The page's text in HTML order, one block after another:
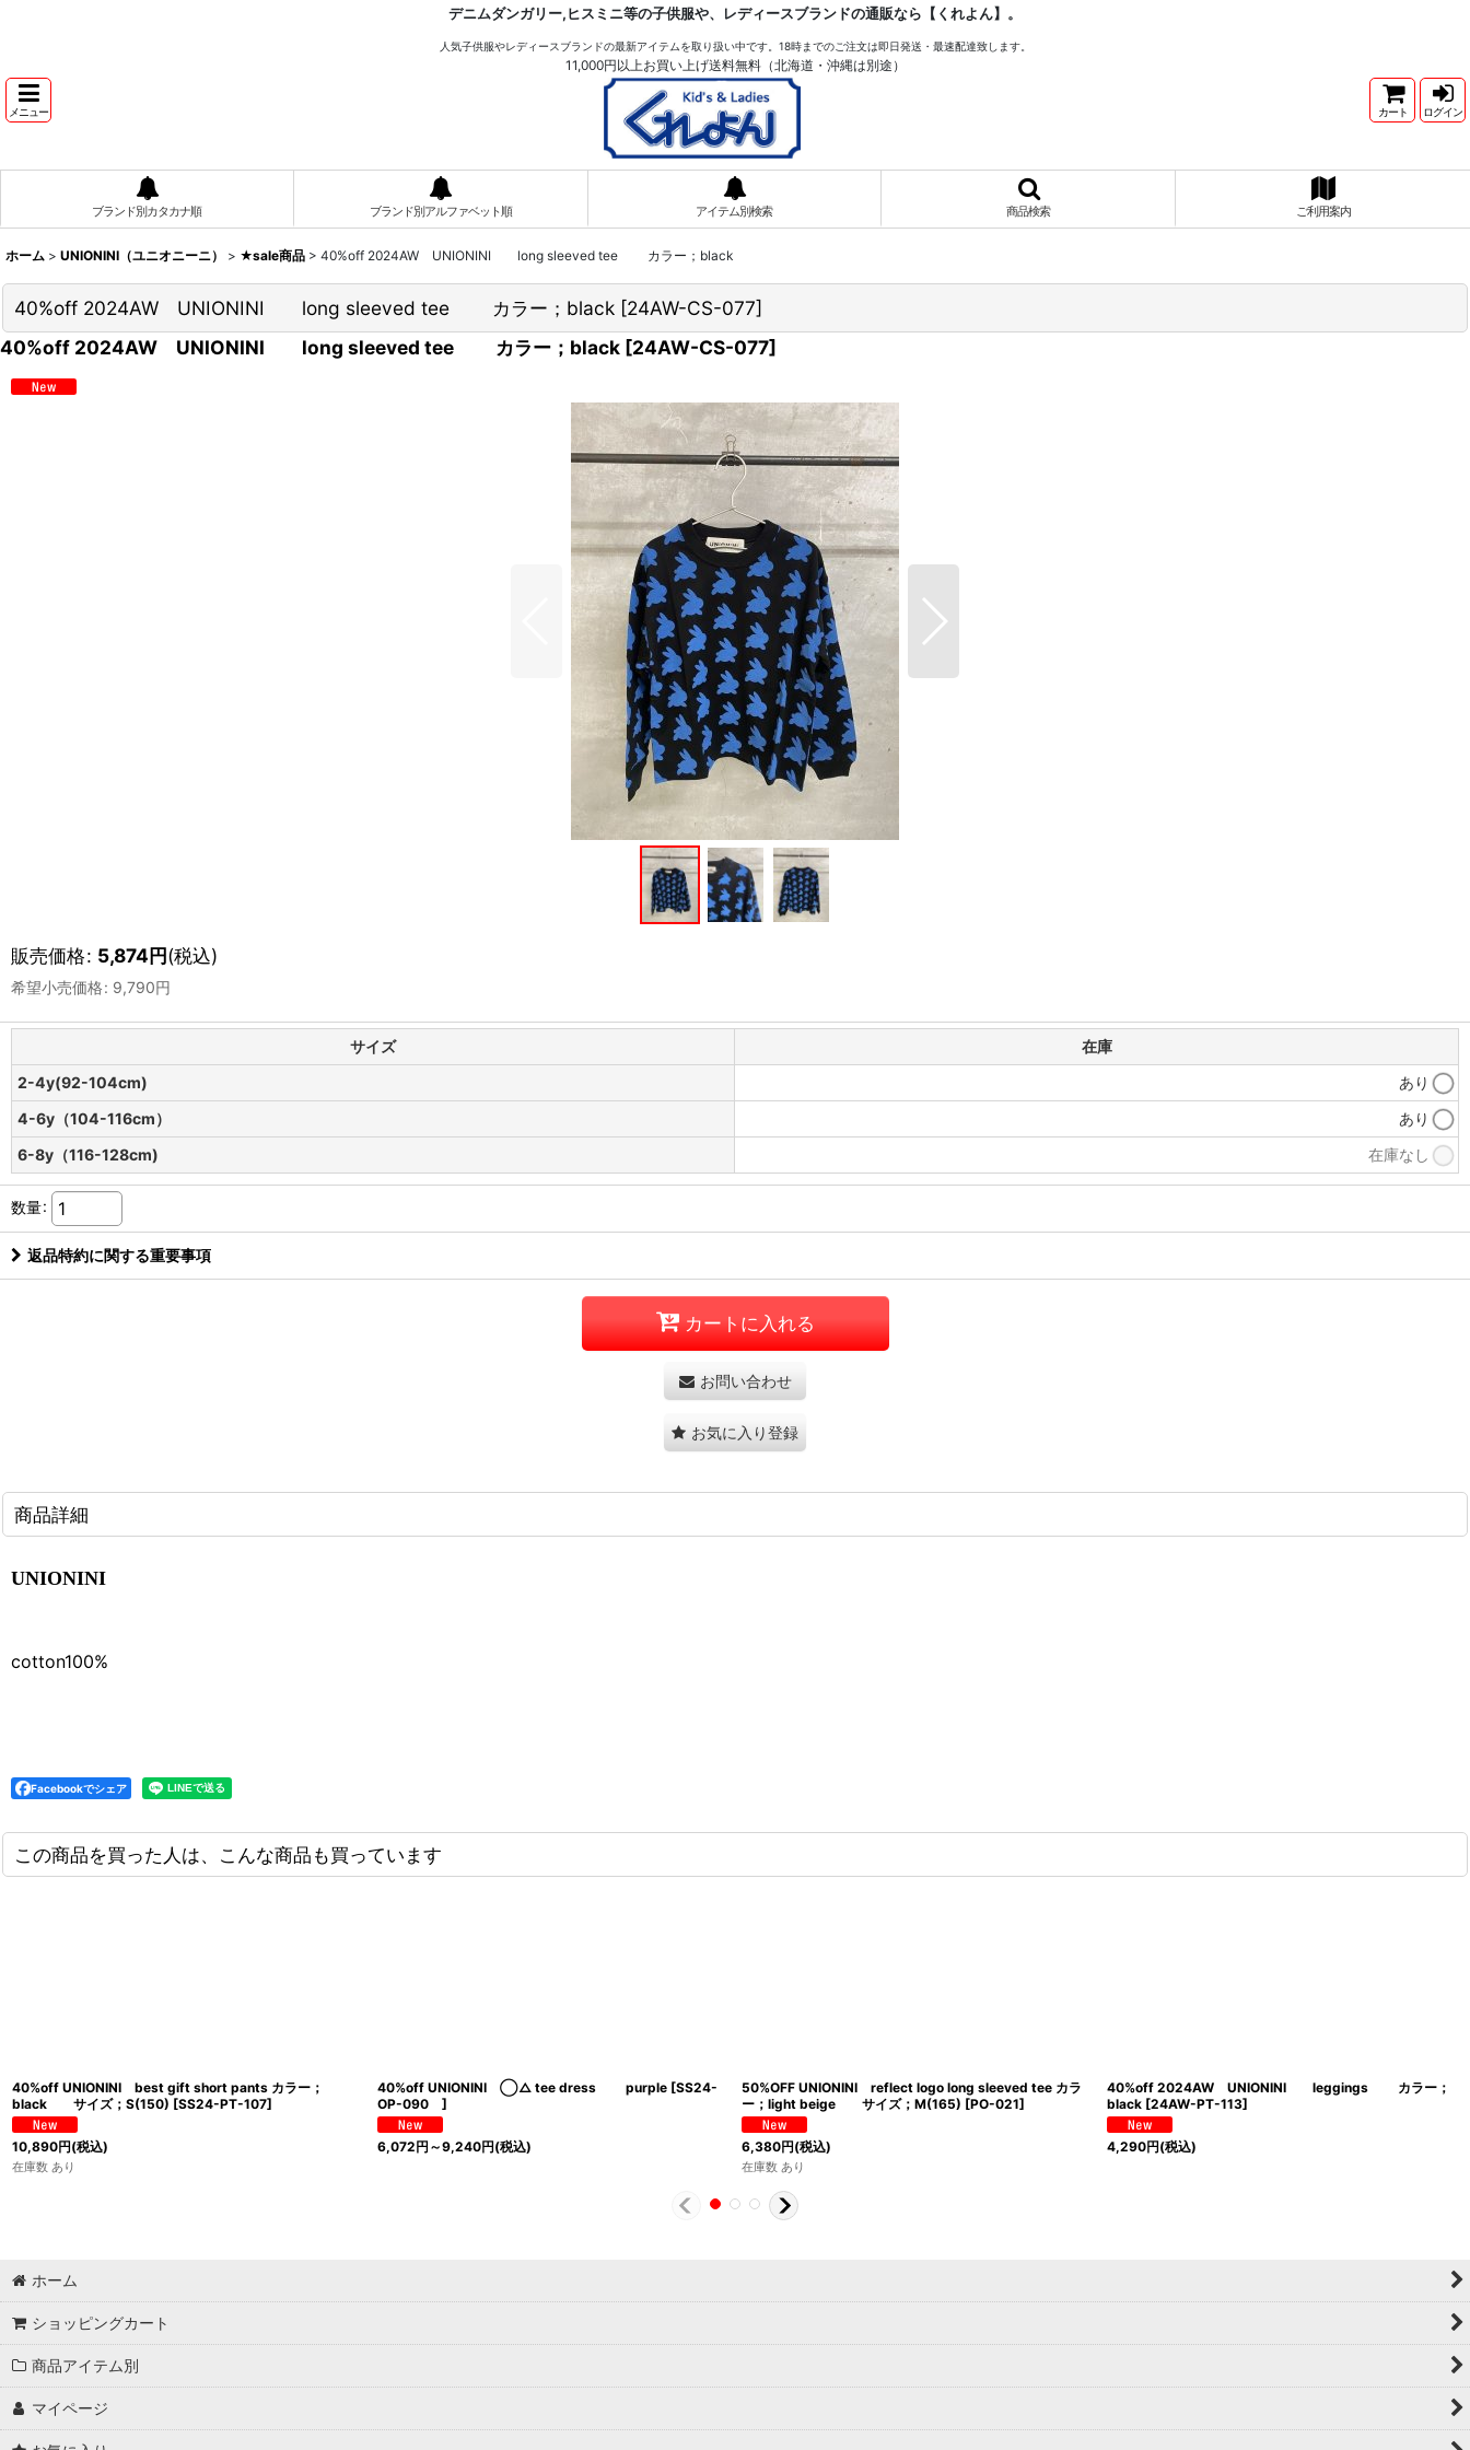
デニムダンガリー,ヒスミニ等の子供服や、レディースブランドの通販なら【くれよん】。
人気子供服やレディースブランドの最新アイテムを取り扱い中です。18時までのご注文は即日発送・最速配達致します。
11,000円以上お買い上げ送料無料（北海道・沖縄は別途）
メニュー カート ログイン
ブランド別カタカナ順 ブランド別アルファベット順 アイテム別検索 商品検索 ご利用案内
ホーム > UNIONINI（ユニオニーニ） > ★sale商品 > 40%off 2024AW UNIONINI long sleeved tee カラー；black
40%off 2024AW UNIONINI long sleeved tee カラー；black [24AW-CS-077]
40%off 2024AW UNIONINI long sleeved tee カラー；black [24AW-CS-077]
販売価格: 5,874円(税込)
希望小売価格: 9,790円
サイズ
在庫
2-4y(92-104cm)
あり
4-6y（104-116cm）
あり
6-8y（116-128cm)
在庫なし
数量:
返品特約に関する重要事項
カートに入れる
お問い合わせ
お気に入り登録
商品詳細
UNIONINI
cotton100%
Facebookでシェア
この商品を買った人は、こんな商品も買っています
40%off UNIONINI best gift short pants カラー；
black サイズ；S(150) [SS24-PT-107]
10,890円(税込)
在庫数 あり
40%off UNIONINI ◯△ tee dress purple [SS24-
OP-090 ]
6,072円 ～9,240円(税込)
50%OFF UNIONINI reflect logo long sleeved tee カラ
ー；light beige サイズ；M(165) [PO-021]
6,380円(税込)
在庫数 あり
40%off 2024AW UNIONINI leggings カラー；
black [24AW-PT-113]
4,290円(税込)
ホーム
ショッピングカート
商品アイテム別
マイページ